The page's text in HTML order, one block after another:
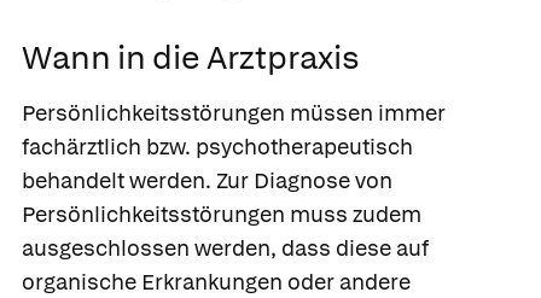
Wann in die Arztpraxis
Persönlichkeitsstörungen müssen immer
fachärztlich bzw. psychotherapeutisch
behandelt werden. Zur Diagnose von
Persönlichkeitsstörungen muss zudem
ausgeschlossen werden, dass diese auf
organische Erkrankungen oder andere